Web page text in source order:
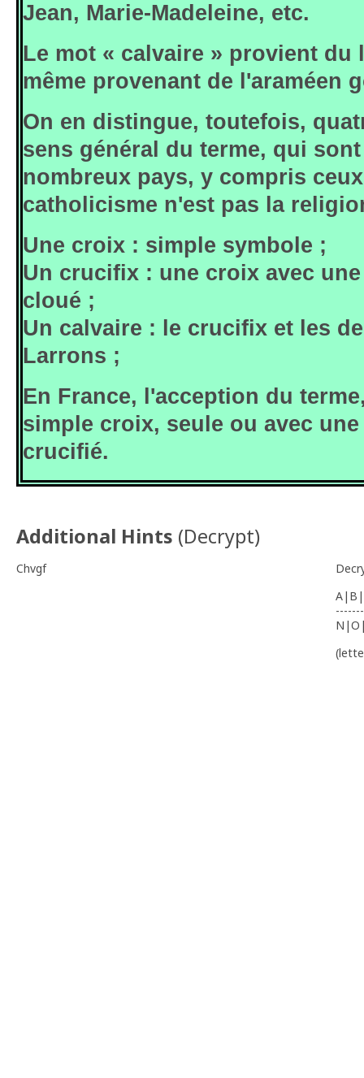
Jean, Marie-Madeleine, etc.
Le mot « calvaire » provient du
même provenant de l'araméen
On en distingue, toutefois,
sens général du terme, qui
nombreux pays, y compris
catholicisme n'est pas la
Une croix : simple symbole ;
Un crucifix : une croix avec
cloué ;
Un calvaire : le crucifix et les
Larrons ;
En France, l'acception du
simple croix, seule ou avec
crucifié.
Additional Hints (Decrypt)
Chvgf